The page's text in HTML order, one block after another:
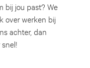
bij jou past? We
over werken bij
achter, dan